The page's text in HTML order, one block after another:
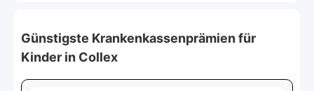
Günstigste Krankenkassenprämien für
Kinder in Collex